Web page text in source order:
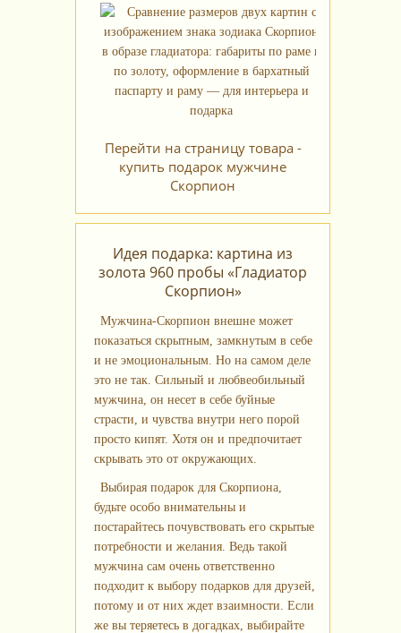
Перейти на страницу товара -
купить подарок мужчине
Скорпион
Идея подарка: картина из
золота 960 пробы «Гладиатор
Скорпион»
Мужчина-Скорпион внешне может
показаться скрытным, замкнутым в себе
и не эмоциональным. Но на самом деле
это не так. Сильный и любвеобильный
мужчина, он несет в себе буйные
страсти, и чувства внутри него порой
просто кипят. Хотя он и предпочитает
скрывать это от окружающих.
Выбирая подарок для Скорпиона,
будьте особо внимательны и
постарайтесь почувствовать его скрытые
потребности и желания. Ведь такой
мужчина сам очень ответственно
подходит к выбору подарков для друзей,
потому и от них ждет взаимности. Если
же вы теряетесь в догадках, выбирайте